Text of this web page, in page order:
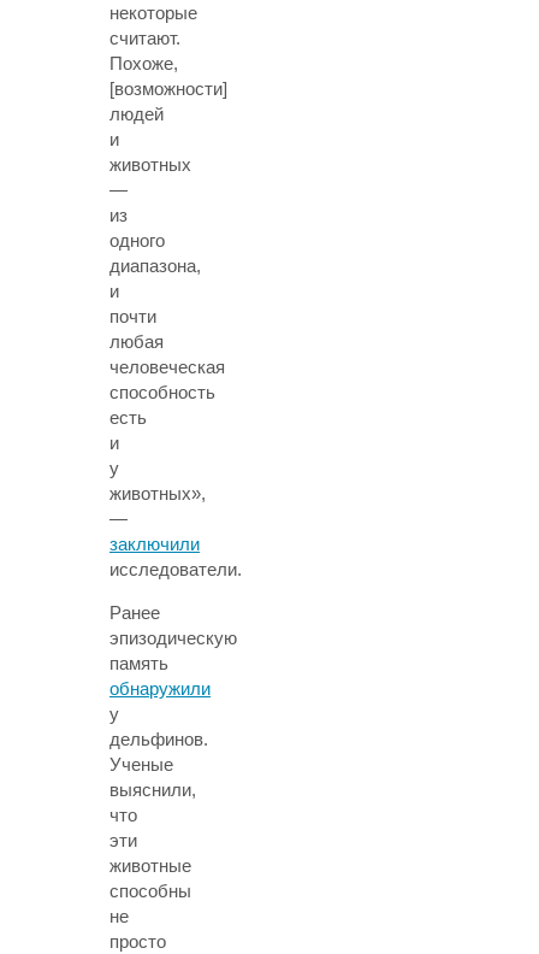
некоторые
считают.
Похоже,
[возможности]
людей
и
животных
—
из
одного
диапазона,
и
почти
любая
человеческая
способность
есть
и
у
животных»,
—
заключили
исследователи.
Ранее
эпизодическую
память
обнаружили
у
дельфинов.
Ученые
выяснили,
что
эти
животные
способны
не
просто